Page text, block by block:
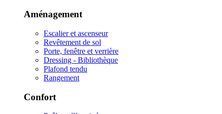
Aménagement
Escalier et ascenseur
Revêtement de sol
Porte, fenêtre et verrière
Dressing - Bibliothèque
Plafond tendu
Rangement
Confort